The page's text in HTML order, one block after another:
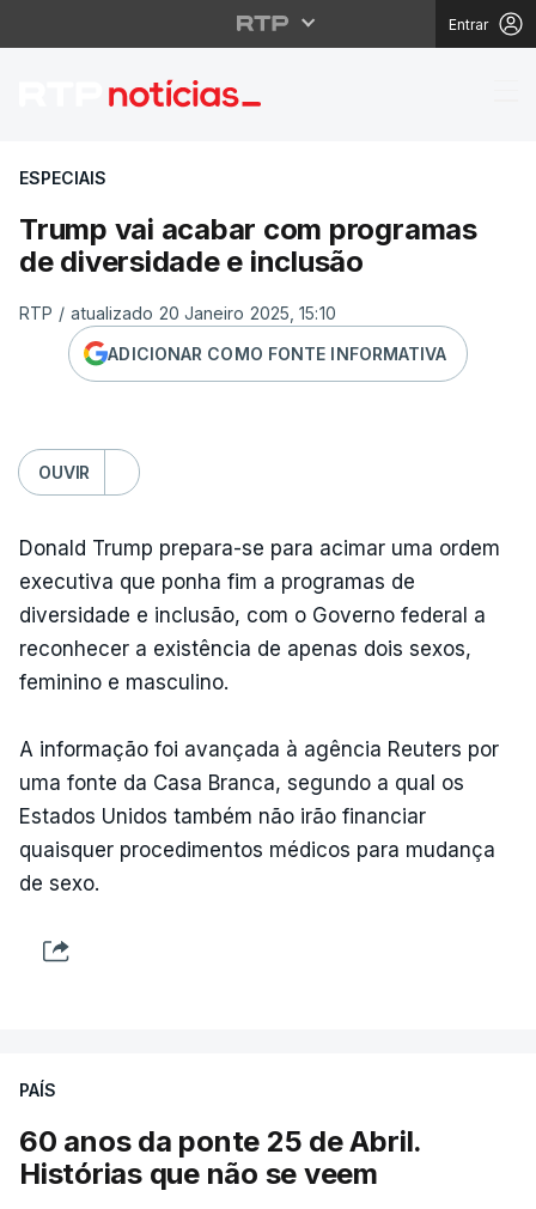
Entrar
Trump vai acabar
ESPECIAIS
Trump vai acabar com programas
de diversidade e inclusão
RTP / atualizado 20 Janeiro 2025, 15:10
ADICIONAR COMO FONTE INFORMATIVA
OUVIR
Donald Trump prepara-se para acimar uma ordem
executiva que ponha fim a programas de
diversidade e inclusão, com o Governo federal a
reconhecer a existência de apenas dois sexos,
feminino e masculino.
A informação foi avançada à agência Reuters por
uma fonte da Casa Branca, segundo a qual os
Estados Unidos também não irão financiar
quaisquer procedimentos médicos para mudança
de sexo.
PAÍS
60 anos da ponte 25 de Abril.
Histórias que não se veem